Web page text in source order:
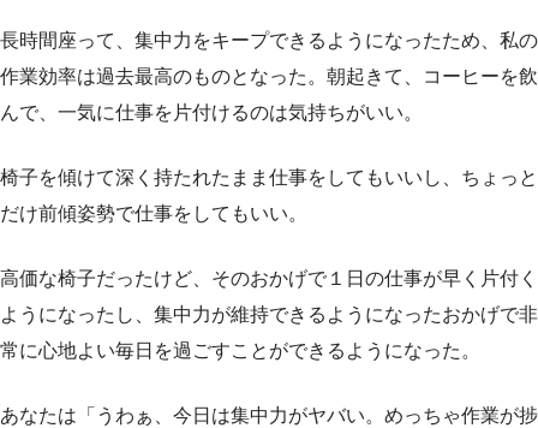
長時間座って、集中力をキープできるようになったため、私の
作業効率は過去最高のものとなった。朝起きて、コーヒーを飲
んで、一気に仕事を片付けるのは気持ちがいい。
椅子を傾けて深く持たれたまま仕事をしてもいいし、ちょっと
だけ前傾姿勢で仕事をしてもいい。
高価な椅子だったけど、そのおかげで１日の仕事が早く片付く
ようになったし、集中力が維持できるようになったおかげで非
常に心地よい毎日を過ごすことができるようになった。
あなたは「うわぁ、今日は集中力がヤバい。めっちゃ作業が捗